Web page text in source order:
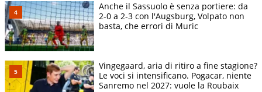
Anche il Sassuolo è senza portiere: da
2-0 a 2-3 con l'Augsburg, Volpato non
basta, che errori di Muric
Vingegaard, aria di ritiro a fine stagione?
Le voci si intensificano. Pogacar, niente
Sanremo nel 2027: vuole la Roubaix